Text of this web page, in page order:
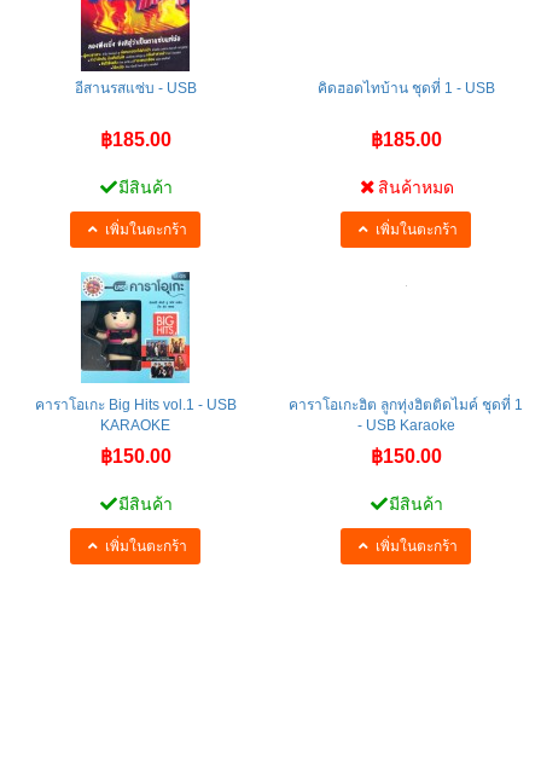
อีสานรสแซ่บ - USB
฿185.00
มีสินค้า
เพิ่มในตะกร้า
คิดฮอดไทบ้าน ชุดที่ 1 - USB
฿185.00
สินค้าหมด
เพิ่มในตะกร้า
คาราโอเกะ Big Hits vol.1 - USB
KARAOKE
฿150.00
มีสินค้า
เพิ่มในตะกร้า
คาราโอเกะฮิต ลูกทุ่งฮิตติดไมค์ ชุดที่ 1
- USB Karaoke
฿150.00
มีสินค้า
เพิ่มในตะกร้า